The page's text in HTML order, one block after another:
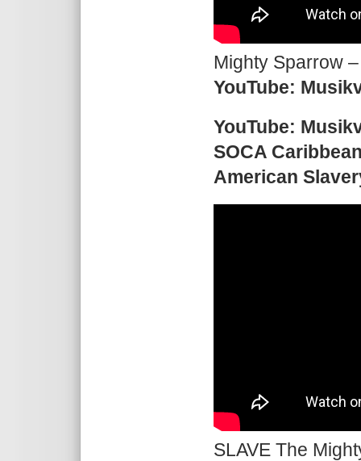
Mighty Sparrow
YouTube:
YouTube:
SOCA
American
SLAVE The